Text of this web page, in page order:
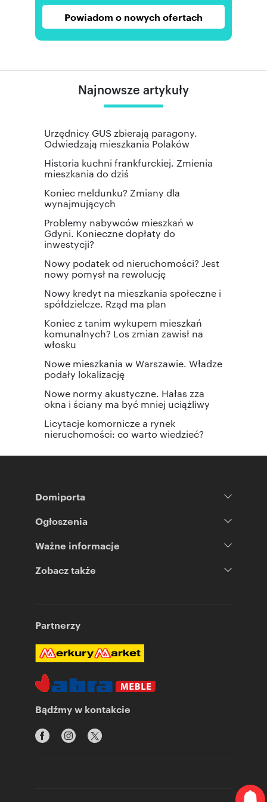
Powiadom o nowych ofertach
Najnowsze artykuły
Urzędnicy GUS zbierają paragony.
Odwiedzają mieszkania Polaków
Historia kuchni frankfurckiej. Zmienia
mieszkania do dziś
Koniec meldunku? Zmiany dla
wynajmujących
Problemy nabywców mieszkań w
Gdyni. Konieczne dopłaty do
inwestycji?
Nowy podatek od nieruchomości? Jest
nowy pomysł na rewolucję
Nowy kredyt na mieszkania społeczne i
spółdzielcze. Rząd ma plan
Koniec z tanim wykupem mieszkań
komunalnych? Los zmian zawisł na
włosku
Nowe mieszkania w Warszawie. Władze
podały lokalizację
Nowe normy akustyczne. Hałas zza
okna i ściany ma być mniej uciążliwy
Licytacje komornicze a rynek
nieruchomości: co warto wiedzieć?
Domiporta
Ogłoszenia
Ważne informacje
Zobacz także
Partnerzy
Bądźmy w kontakcie